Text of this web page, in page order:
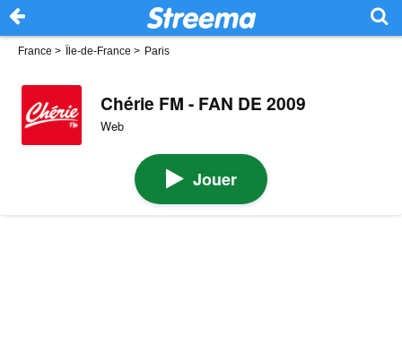
France > Île-de-France > Paris
Chérie FM - FAN DE 2009
Web
Jouer